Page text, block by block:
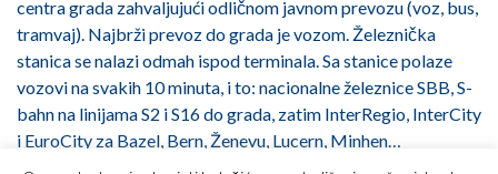
centra grada zahvaljujući odličnom javnom prevozu (voz, bus,
tramvaj). Najbrži prevoz do grada je vozom. Železnička
stanica se nalazi odmah ispod terminala. Sa stanice polaze
vozovi na svakih 10 minuta, i to: nacionalne železnice SBB, S-
bahn na linijama S2 i S16 do grada, zatim InterRegio, InterCity
i EuroCity za Bazel, Bern, Ženevu, Lucern, Minhen…